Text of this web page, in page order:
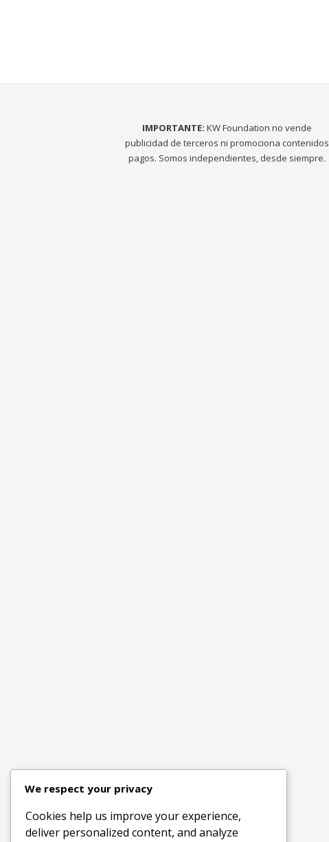
IMPORTANTE: KW Foundation no vende
publicidad de terceros ni promociona contenidos
pagos. Somos independientes, desde siempre.
We respect your privacy
Cookies help us improve your experience,
deliver personalized content, and analyze